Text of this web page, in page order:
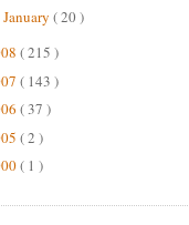
January ( 20 )
( 215 )
( 143 )
( 37 )
( 2 )
( 1 )